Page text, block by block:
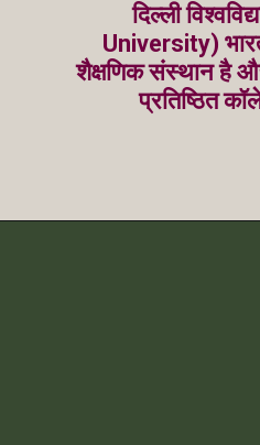
दिल्ली
University)
शैक्षणिक संस्थान है
प्रतिष्ठित